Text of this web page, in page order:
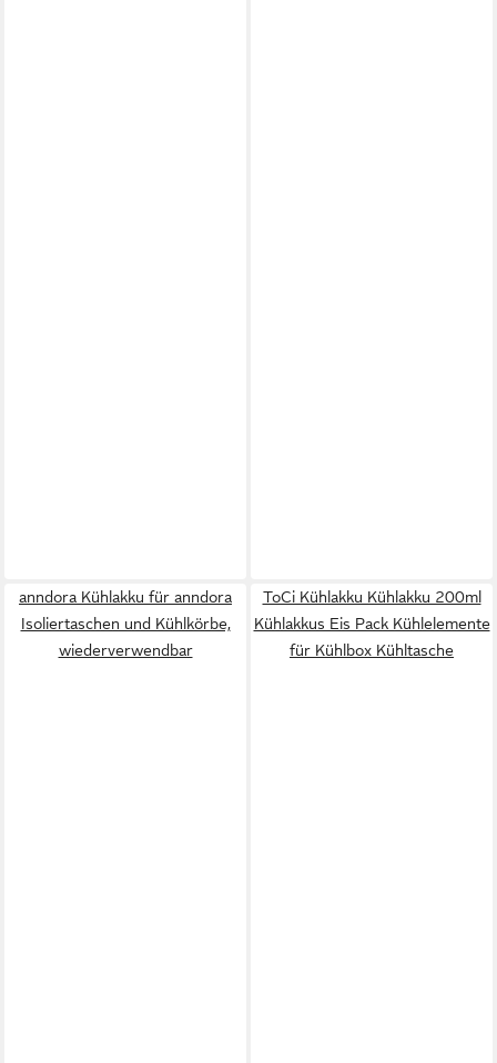
anndora Kühlakku für anndora
Isoliertaschen und Kühlkörbe,
wiederverwendbar
ToCi Kühlakku Kühlakku 200ml
Kühlakkus Eis Pack Kühlelemente
für Kühlbox Kühltasche